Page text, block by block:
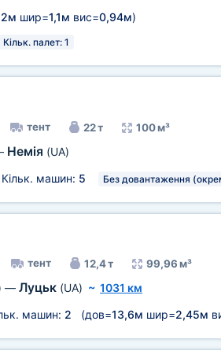
шир=1,1м вис=0,94м)
Кільк. палет: 1
тент 22 т 100 м³
Немія (UA)
Кільк. машин: 5 Без довантаження
тент 12,4 т 99,96 м³
— Луцьк (UA) ~ 1031 км
машин: 2 (дов=13,6м шир=2,45м